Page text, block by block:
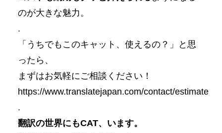
のが大きな魅力。
.
「うちでもこのキャット、使えるの？」と思
ったら、
まずはお気軽にご相談ください！
https://www.translatejapan.com/contact/estimate
.
翻訳の世界にもCAT、います。